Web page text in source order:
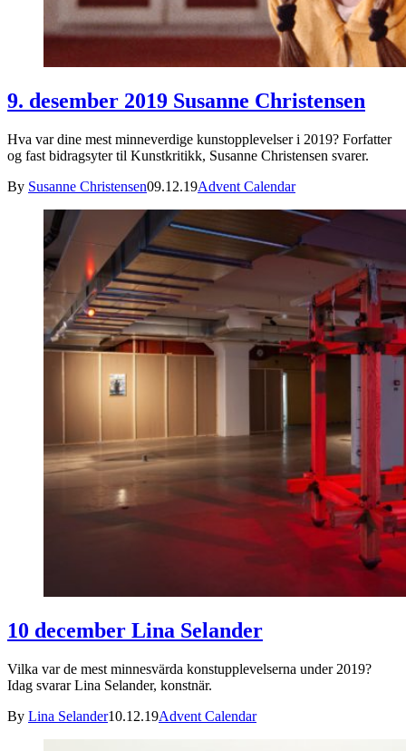
9. desember 2019 Susanne Christensen
Hva var dine mest minneverdige kunstopplevelser i 2019? Forfatter
og fast bidragsyter til Kunstkritikk, Susanne Christensen svarer.
By Susanne Christensen09.12.19Advent Calendar
10 december Lina Selander
Vilka var de mest minnesvärda konstupplevelserna under 2019?
Idag svarar Lina Selander, konstnär.
By Lina Selander10.12.19Advent Calendar